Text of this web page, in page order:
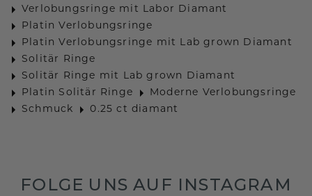
Verlobungsringe mit Labor Diamant
Platin Verlobungsringe
Platin Verlobungsringe mit Lab grown Diamant
Solitär Ringe
Solitär Ringe mit Lab grown Diamant
Platin Solitär Ringe
Moderne Verlobungsringe
Schmuck
0.25 ct diamant
FOLGE UNS AUF INSTAGRAM